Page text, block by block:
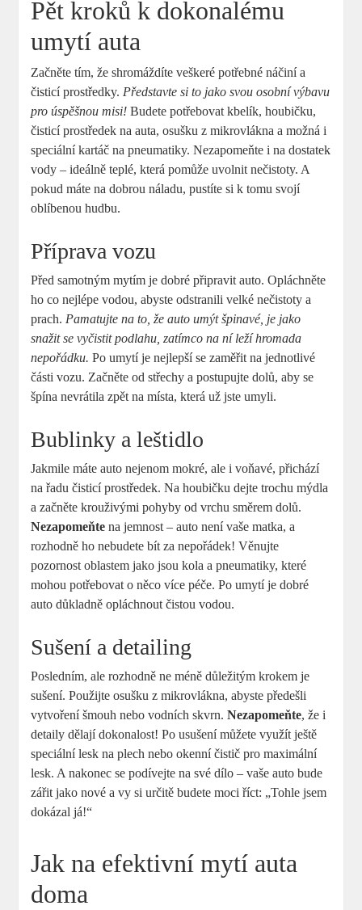
Pět kroků k dokonalému
umytí auta
Začněte tím, že shromáždíte veškeré potřebné náčiní a
čisticí prostředky. Představte si to jako svou osobní výbavu
pro úspěšnou misi! Budete potřebovat kbelík, houbičku,
čisticí prostředek na auta, osušku z mikrovlákna a možná i
speciální kartáč na pneumatiky. Nezapomeňte i na dostatek
vody – ideálně teplé, která pomůže uvolnit nečistoty. A
pokud máte na dobrou náladu, pustíte si k tomu svojí
oblíbenou hudbu.
Příprava vozu
Před samotným mytím je dobré připravit auto. Opláchněte
ho co nejlépe vodou, abyste odstranili velké nečistoty a
prach. Pamatujte na to, že auto umýt špinavé, je jako
snažit se vyčistit podlahu, zatímco na ní leží hromada
nepořádku. Po umytí je nejlepší se zaměřit na jednotlivé
části vozu. Začněte od střechy a postupujte dolů, aby se
špína nevrátila zpět na místa, která už jste umyli.
Bublinky a leštidlo
Jakmile máte auto nejenom mokré, ale i voňavé, přichází
na řadu čisticí prostředek. Na houbičku dejte trochu mýdla
a začněte krouživými pohyby od vrchu směrem dolů.
Nezapomeňte na jemnost – auto není vaše matka, a
rozhodně ho nebudete bít za nepořádek! Věnujte
pozornost oblastem jako jsou kola a pneumatiky, které
mohou potřebovat o něco více péče. Po umytí je dobré
auto důkladně opláchnout čistou vodou.
Sušení a detailing
Posledním, ale rozhodně ne méně důležitým krokem je
sušení. Použijte osušku z mikrovlákna, abyste předešli
vytvoření šmouh nebo vodních skvrn.Nezapomeňte, že i
detaily dělají dokonalost! Po usušení můžete využít ještě
speciální lesk na plech nebo okenní čistič pro maximální
lesk. A nakonec se podívejte na své dílo – vaše auto bude
zářit jako nové a vy si určitě budete moci říct: „Tohle jsem
dokázal já!“
Jak na efektivní mytí auta
doma